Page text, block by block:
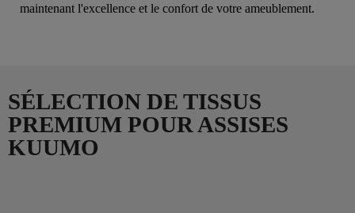
maintenant l'excellence et le confort de votre ameublement.
SÉLECTION DE TISSUS
PREMIUM POUR ASSISES
KUUMO